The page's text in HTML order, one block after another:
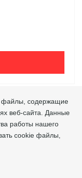
файлы, содержащие
веб-сайта. Данные
работы нашего
cookie файлы,